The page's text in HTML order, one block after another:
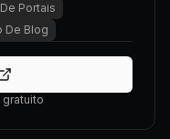
Portais
De Blog
gratuito